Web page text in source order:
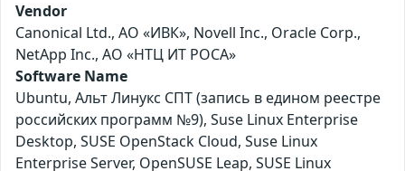
Vendor
Canonical Ltd., АО «ИВК», Novell Inc., Oracle Corp.,
NetApp Inc., АО «НТЦ ИТ РОСА»
Software Name
Ubuntu, Альт Линукс СПТ (запись в едином реестре
российских программ №9), Suse Linux Enterprise
Desktop, SUSE OpenStack Cloud, Suse Linux
Enterprise Server, OpenSUSE Leap, SUSE Linux